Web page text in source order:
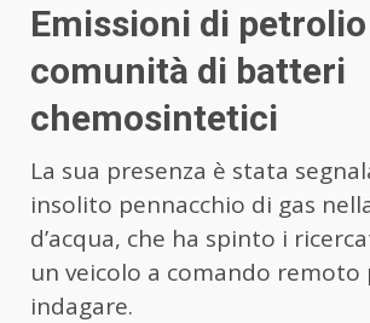
Emissioni di
comunità di batteri
chemosintetici
La sua presenza è stata
insolito pennacchio di gas
d’acqua, che ha spinto i
un veicolo a comando remoto
indagare.